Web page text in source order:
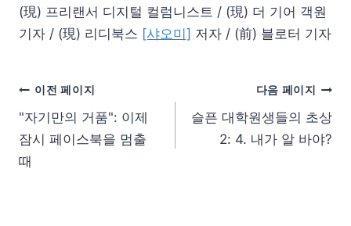
(現) 프리랜서 디지털 컬럼니스트 / (現) 더 기어 객원
기자 / (現) 리디북스 [샤오미] 저자 / (前) 블로터 기자
이전 페이지
"자기만의 거품": 이제
잠시 페이스북을 멈출
때
다음 페이지
슬픈 대학원생들의 초상
2: 4. 내가 알 바야?